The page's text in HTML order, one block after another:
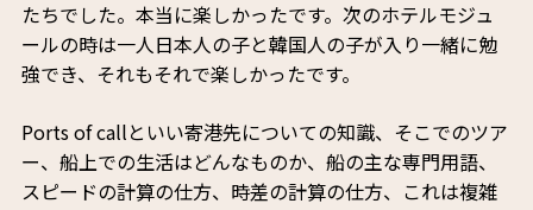
たちでした。本当に楽しかったです。次のホテルモジュ
ールの時は一人日本人の子と韓国人の子が入り一緒に勉
強でき、それもそれで楽しかったです。
Ports of callといい寄港先についての知識、そこでのツア
ー、船上での生活はどんなものか、船の主な専門用語、
スピードの計算の仕方、時差の計算の仕方、これは複雑